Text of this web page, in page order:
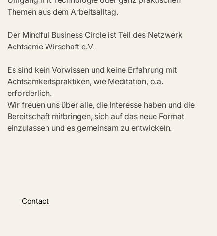
Themen aus dem Arbeitsalltag.
Der Mindful Business Circle ist Teil des Netzwerk
Achtsame Wirschaft e.V.
Es sind kein Vorwissen und keine Erfahrung mit
Achtsamkeitspraktiken, wie Meditation, o.ä.
erforderlich.
Wir freuen uns über alle, die Interesse haben und die
Bereitschaft mitbringen, sich auf das neue Format
einzulassen und es gemeinsam zu entwickeln.
Contact